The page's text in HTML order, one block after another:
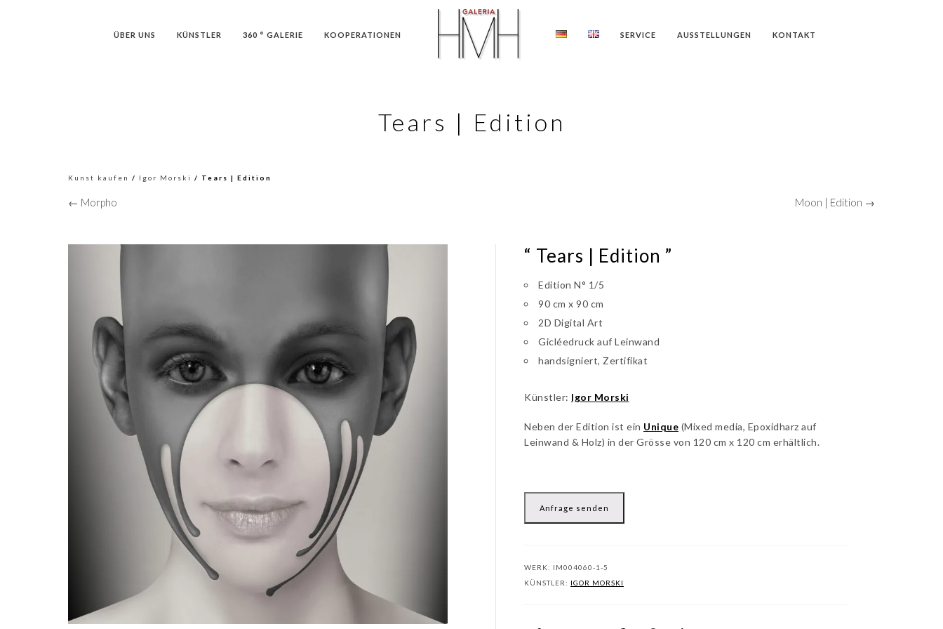
ÜBER UNS KÜNSTLER 360 ° GALERIE KOOPERATIONEN SERVICE AUSSTELLUNGEN KONTAKT
Tears | Edition
Kunst kaufen / Igor Morski / Tears | Edition
← Morpho Moon | Edition →
“ Tears | Edition ”
Edition N° 1/5
90 cm x 90 cm
2D Digital Art
Gicléedruck auf Leinwand
handsigniert, Zertifikat
Künstler: Igor Morski
Neben der Edition ist ein Unique (Mixed media, Epoxidharz auf
Leinwand & Holz) in der Grösse von 120 cm x 120 cm erhältlich.
Anfrage senden
WERK: IM004060-1-5
KÜNSTLER: IGOR MORSKI